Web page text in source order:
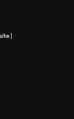
|